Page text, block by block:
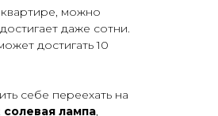
квартире, можно
даже сотни.
достигать 10
себе переехать на
солевая лампа,